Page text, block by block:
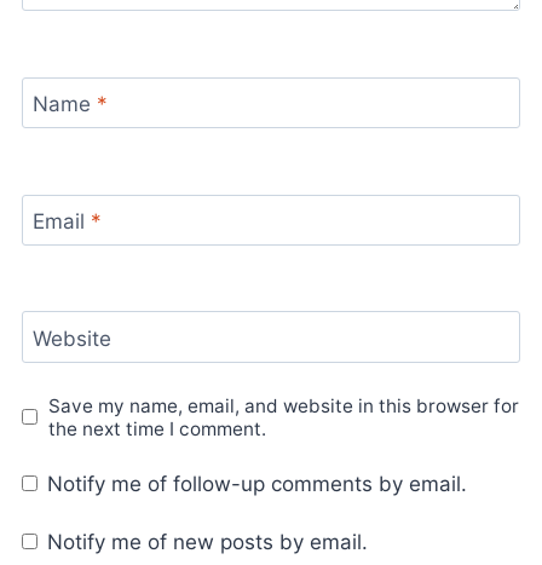
Name *
Email *
Website
Save my name, email, and website in this browser for
the next time I comment.
Notify me of follow-up comments by email.
Notify me of new posts by email.